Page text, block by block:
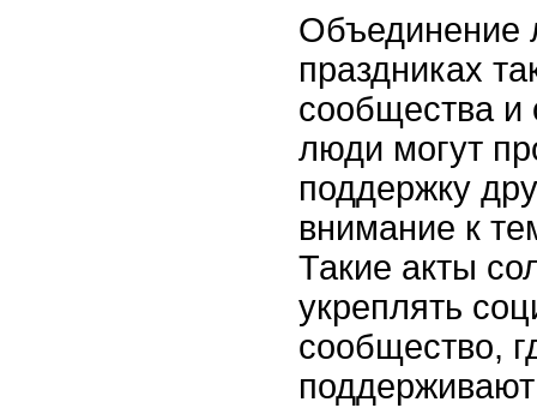
Объединение
праздниках
сообщества и
люди могут
поддержку
внимание к
Такие акты
укреплять
сообщество,